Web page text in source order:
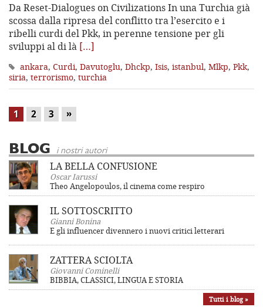
Da Reset-Dialogues on Civilizations In una Turchia già
scossa dalla ripresa del conflitto tra l’esercito e i
ribelli curdi del Pkk, in perenne tensione per gli
sviluppi al di là […]
ankara, Curdi, Davutoglu, Dhckp, Isis, istanbul, Mlkp, Pkk,
siria, terrorismo, turchia
1 2 3 »
BLOG i nostri autori
LA BELLA CONFUSIONE
Oscar Iarussi
Theo Angelopoulos, il cinema come respiro
IL SOTTOSCRITTO
Gianni Bonina
E gli influencer divennero i nuovi critici letterari
ZATTERA SCIOLTA
Giovanni Cominelli
BIBBIA, CLASSICI, LINGUA E STORIA
Tutti i blog »